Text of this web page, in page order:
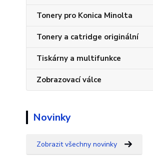
Tonery pro Konica Minolta
Tonery a catridge originální
Tiskárny a multifunkce
Zobrazovací válce
Novinky
Zobrazit všechny novinky